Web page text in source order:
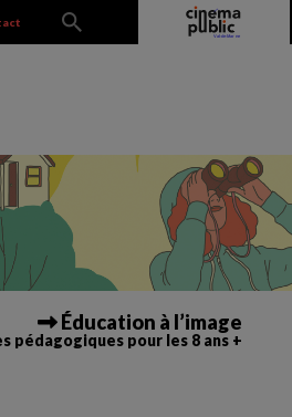
Éducation à l’image
pédagogiques pour les 8 ans +